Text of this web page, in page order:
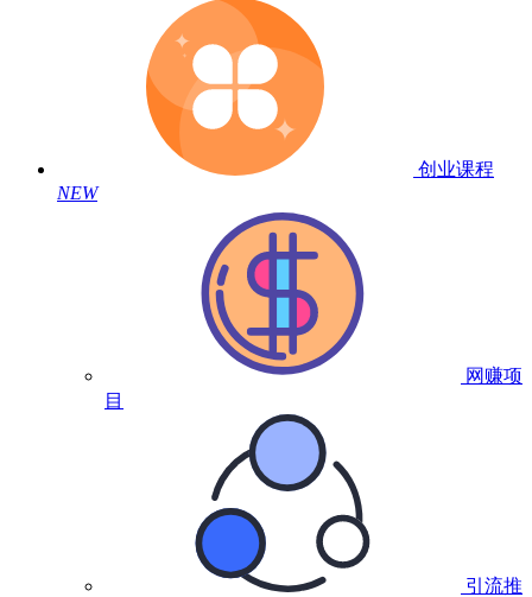
创业课程
NEW
网赚项
目
引流推